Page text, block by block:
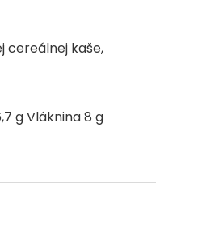
cereálnej kaše,
g Vláknina 8 g